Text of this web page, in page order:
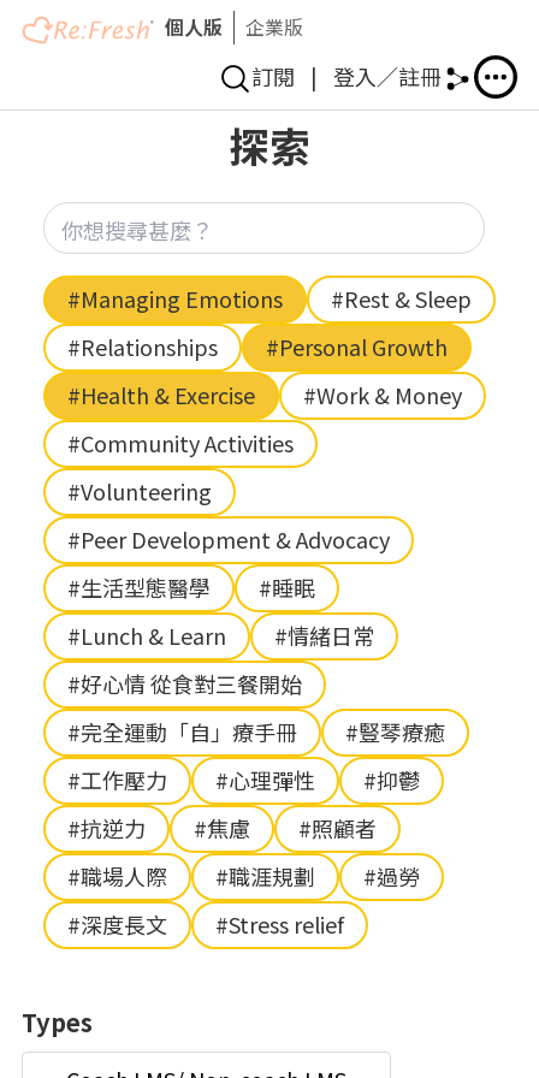
Skip
content
個人版 企業版
訂閱 | 登入／註冊
探索
Hashtag
#Managing Emotions
#Rest & Sleep
#Relationships
#Personal Growth
#Health & Exercise
#Work & Money
#Community Activities
#Volunteering
#Peer Development & Advocacy
#生活型態醫學
#睡眠
#Lunch & Learn
#情緒日常
#好心情 從食對三餐開始
#完全運動「自」療手冊
#豎琴療癒
#工作壓力
#心理彈性
#抑鬱
#抗逆力
#焦慮
#照顧者
#職場人際
#職涯規劃
#過勞
#深度長文
#Stress relief
Types